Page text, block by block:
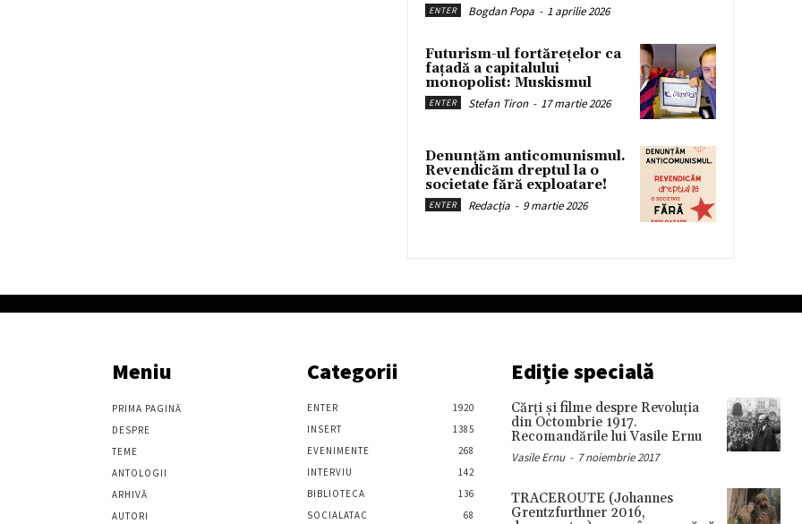
ENTER Bogdan Popa - 1 aprilie 2026
Futurism-ul fortărețelor ca
fațadă a capitalului
monopolist: Muskismul
ENTER Stefan Tiron - 17 martie 2026
Denunțăm anticomunismul.
Revendicăm dreptul la o
societate fără exploatare!
ENTER Redacția - 9 martie 2026
Meniu
PRIMA PAGINĂ
DESPRE
TEME
ANTOLOGII
ARHIVĂ
AUTORI
Categorii
ENTER
1920
INSERT
1385
EVENIMENTE
268
INTERVIU
142
BIBLIOTECA
136
SOCIALATAC
68
Ediție specială
Cărţi şi filme despre Revoluţia
din Octombrie 1917.
Recomandările lui Vasile Ernu
Vasile Ernu - 7 noiembrie 2017
TRACEROUTE (Johannes
Grentzfurthner 2016,